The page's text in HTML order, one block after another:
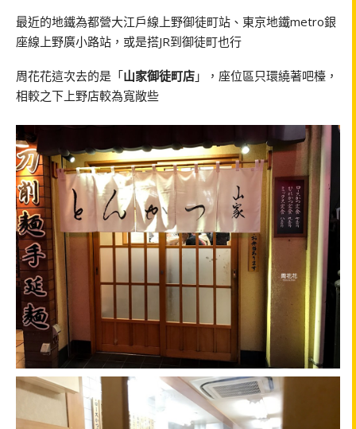
最近的地鐵為都營大江戶線上野御徒町站、東京地鐵metro銀
座線上野廣小路站，或是搭JR到御徒町也行
周花花這次去的是「山家御徒町店 」，座位區只環繞著吧檯，
相較之下上野店較為寬敞些